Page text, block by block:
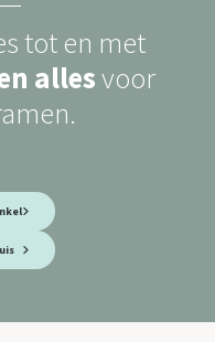
tot en met
allesvoor